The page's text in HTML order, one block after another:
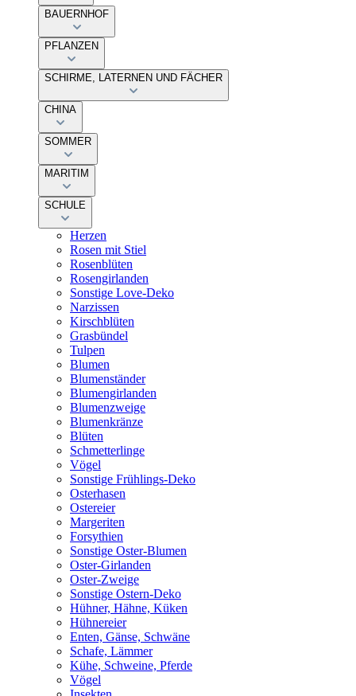
BAUERNHOF
PFLANZEN
SCHIRME, LATERNEN UND FÄCHER
CHINA
SOMMER
MARITIM
SCHULE
Herzen
Rosen mit Stiel
Rosenblüten
Rosengirlanden
Sonstige Love-Deko
Narzissen
Kirschblüten
Grasbündel
Tulpen
Blumen
Blumenständer
Blumengirlanden
Blumenzweige
Blumenkränze
Blüten
Schmetterlinge
Vögel
Sonstige Frühlings-Deko
Osterhasen
Ostereier
Margeriten
Forsythien
Sonstige Oster-Blumen
Oster-Girlanden
Oster-Zweige
Sonstige Ostern-Deko
Hühner, Hähne, Küken
Hühnereier
Enten, Gänse, Schwäne
Schafe, Lämmer
Kühe, Schweine, Pferde
Vögel